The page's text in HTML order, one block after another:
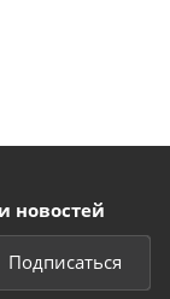
новостей
Подписаться